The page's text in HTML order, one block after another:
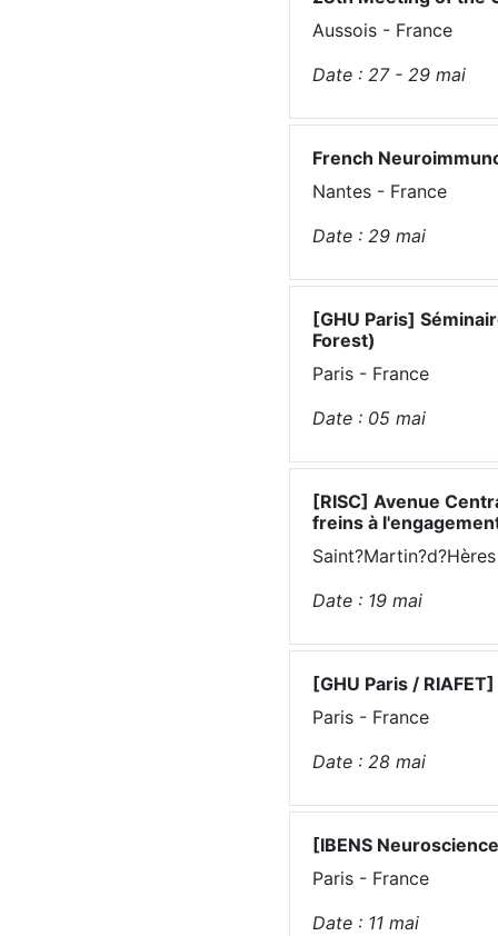
Aussois - France
Date : 27 - 29 mai
French
Nantes - France
Date : 29 mai
[GHU Paris]
Forest)
Paris - France
Date : 05 mai
[RISC] Avenue
freins à
Date : 19 mai
[GHU Paris /
Paris - France
Date : 28 mai
[IBENS
Paris - France
Date : 11 mai